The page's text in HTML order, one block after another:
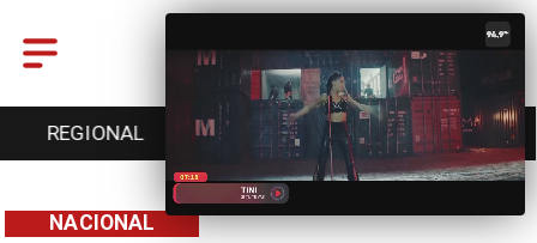
ENTRETENCIÓN DEPORTES CULTURA
NACIONAL